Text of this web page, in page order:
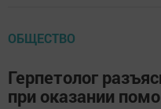
ОБЩЕСТВО
Герпетолог
при оказании